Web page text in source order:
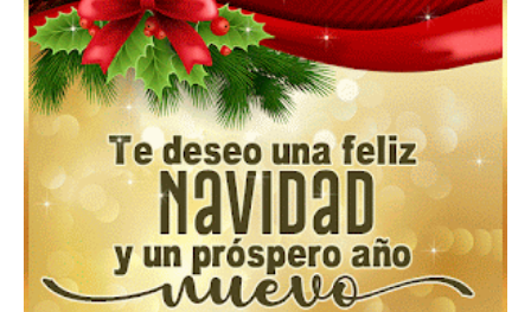
▷GIF de Feliz Navidad 2025【❤️】